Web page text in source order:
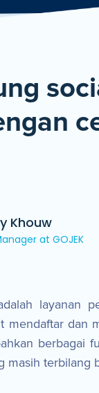
Khouw
at GOJEK
layanan
mendaftar dan
berbagai
masih terbilang